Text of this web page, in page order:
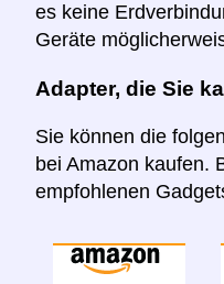
es keine
Geräte
Adapter, die Sie
Sie können die
bei Amazon kaufen.
empfohlenen